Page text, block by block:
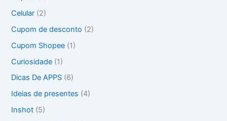
o
:
Celular (2)
Cupom de desconto (2)
Cupom Shopee (1)
Curiosidade (1)
Dicas De APPS (6)
Ideias de presentes (4)
Inshot (5)